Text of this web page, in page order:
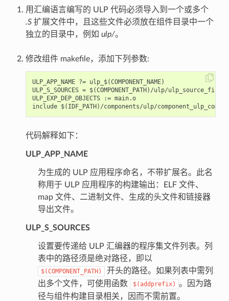
用汇编语言编写的 ULP 代码必须导入到一个或多个
.S扩展文件中，且这些文件必须放在组件目录中一个
独立的目录中，例如 ulp/。
修改组件 makefile，添加下列参数:
ULP_APP_NAME ?= ulp_$(COMPONENT_NAME)
ULP_S_SOURCES = $(COMPONENT_PATH)/ulp/ulp_source_file.S
ULP_EXP_DEP_OBJECTS := main.o
代码解释如下：
ULP_APP_NAME
为生成的 ULP 应用程序命名，不带扩展名。此名
称用于 ULP 应用程序的构建输出：ELF 文件、
map 文件、二进制文件、生成的头文件和链接器
导出文件。
ULP_S_SOURCES
设置要传递给 ULP 汇编器的程序集文件列表。列
表中的路径须是绝对路径，即以
$(COMPONENT_PATH)
开头的路径。如果列表中需列
出多个文件，可使用函数
$(addprefix) 。因为路
径与组件构建目录相关，因而不需前置。